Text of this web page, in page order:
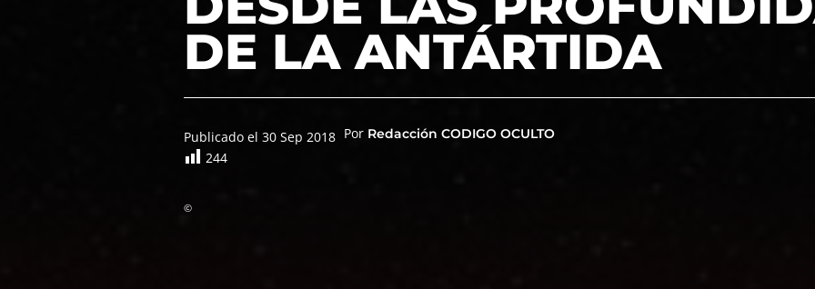
DE LA ANTÁRTIDA
Publicado el 30 Sep 2018 Por Redacción CODIGO OCULTO
244
©